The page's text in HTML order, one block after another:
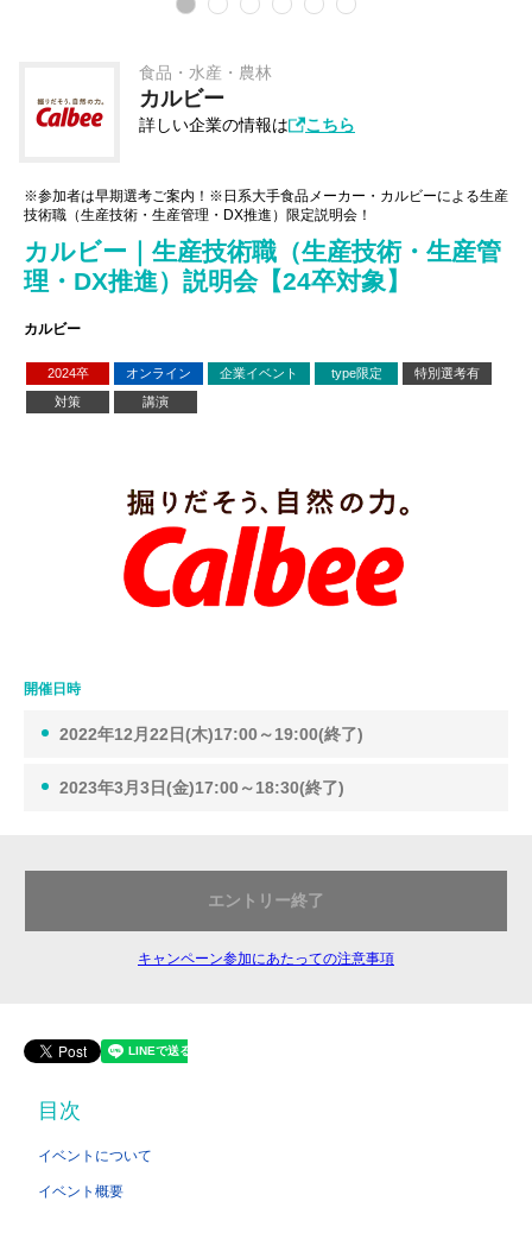
食品・水産・農林
カルビー
詳しい企業の情報は こちら
※参加者は早期選考ご案内！※日系大手食品メーカー・カルビーによる生産
技術職（生産技術・生産管理・DX推進）限定説明会！
カルビー｜生産技術職（生産技術・生産管
理・DX推進）説明会【24卒対象】
カルビー
2024卒 オンライン 企業イベント type限定
特別選考有
対策
講演
開催日時
2022年12月22日(木)17:00～19:00(終了)
2023年3月3日(金)17:00～18:30(終了)
エントリー終了
キャンペーン参加にあたっての注意事項
目次
イベントについて
イベント概要